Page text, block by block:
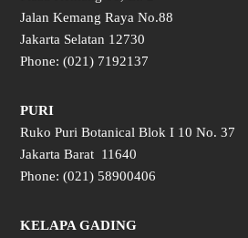
Jalan Kemang Raya No.88
Jakarta Selatan 12730
Phone: (021) 7192137
PURI
Ruko Puri Botanical Blok I 10 No. 37
Jakarta Barat 11640
Phone: (021) 58900406
KELAPA GADING